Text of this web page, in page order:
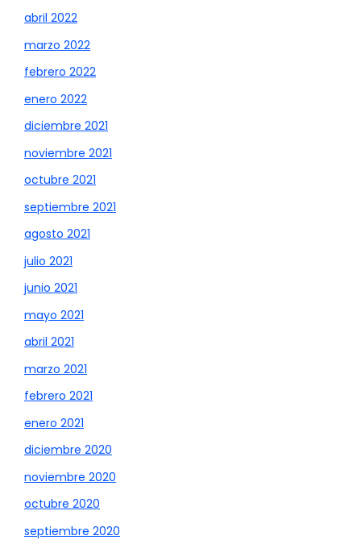
abril 2022
marzo 2022
febrero 2022
enero 2022
diciembre 2021
noviembre 2021
octubre 2021
septiembre 2021
agosto 2021
julio 2021
junio 2021
mayo 2021
abril 2021
marzo 2021
febrero 2021
enero 2021
diciembre 2020
noviembre 2020
octubre 2020
septiembre 2020